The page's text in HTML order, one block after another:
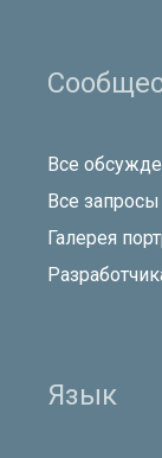
Все
Все запросы
Галерея
Язык